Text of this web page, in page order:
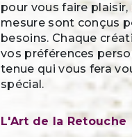
pour vous faire
mesure sont conçus
besoins. Chaque
vos préférences
tenue qui vous fera
spécial.
L'Art de la Retouche